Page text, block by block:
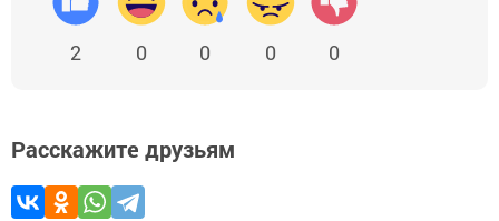
2 0 0 0 0
Расскажите друзьям